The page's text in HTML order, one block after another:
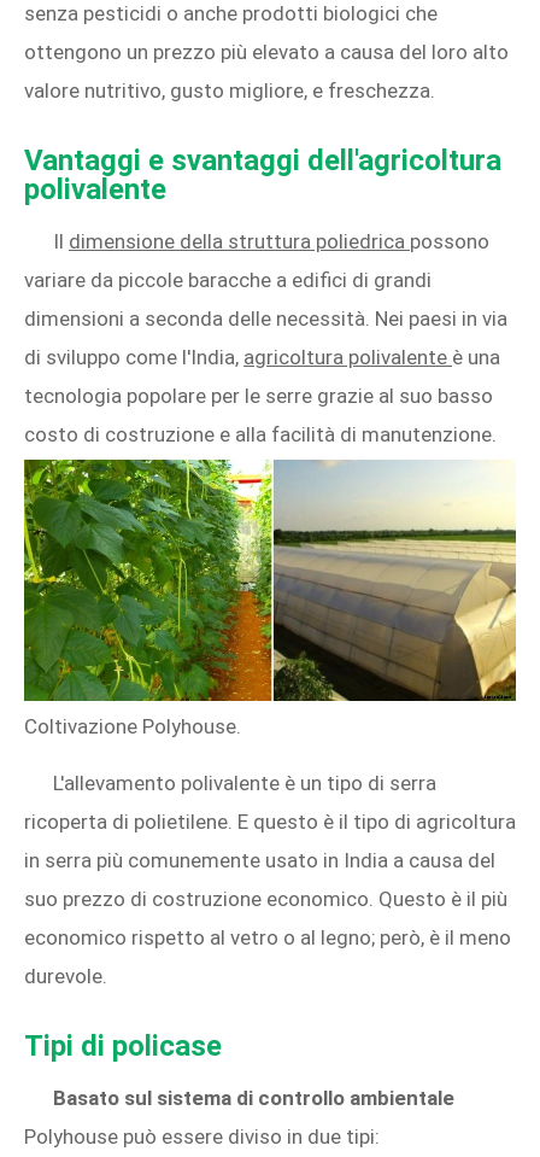
senza pesticidi o anche prodotti biologici che
ottengono un prezzo più elevato a causa del loro alto
valore nutritivo, gusto migliore, e freschezza.
Vantaggi e svantaggi dell'agricoltura
polivalente
Il dimensione della struttura poliedrica possono
variare da piccole baracche a edifici di grandi
dimensioni a seconda delle necessità. Nei paesi in via
di sviluppo come l'India, agricoltura polivalente è una
tecnologia popolare per le serre grazie al suo basso
costo di costruzione e alla facilità di manutenzione.
Coltivazione Polyhouse.
L'allevamento polivalente è un tipo di serra
ricoperta di polietilene. E questo è il tipo di agricoltura
in serra più comunemente usato in India a causa del
suo prezzo di costruzione economico. Questo è il più
economico rispetto al vetro o al legno; però, è il meno
durevole.
Tipi di policase
Basato sul sistema di controllo ambientale
Polyhouse può essere diviso in due tipi: